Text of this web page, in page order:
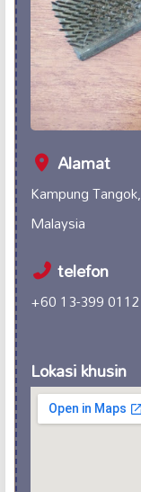
Alamat
Kampung
Malaysia
telefon
+60 13-399 0112
Lokasi khusin